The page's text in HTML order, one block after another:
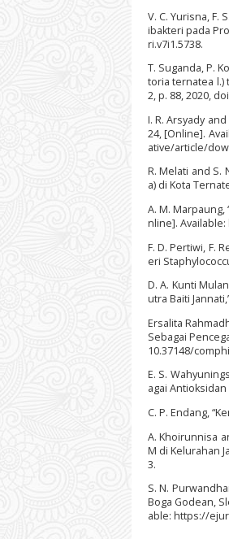
V. C. Yurisna, F.
ibakteri pada
ri.v7i1.5738.
T. Suganda, P.
toria ternatea l.)
2, p. 88, 2020,
I. R. Arsyady
24, [Online].
ative/article/
R. Melati and S.
a) di Kota
A. M. Marpaung,
nline].
F. D. Pertiwi, F.
eri
D. A. Kunti
utra Baiti
Ersalita
Sebagai
10.37148/
E. S.
agai Antioksidan
C. P. Endang,
A. Khoirunnisa
M di Kelurahan
3.
S. N.
Boga Godean,
able: https://